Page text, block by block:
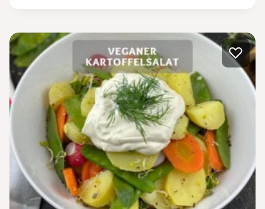
HÜHNERFRIKASSEE
REZEPT
♡